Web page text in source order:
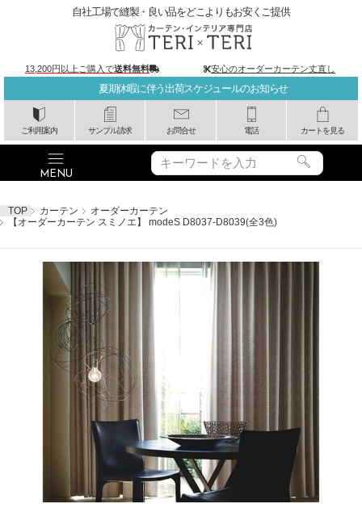
夏期休暇に伴う出荷スケジュールのお知らせ
ご利用案内 サンプル請求 お問合せ 電話 カートを見る
自社工場で縫製・良い品をどこよりもお安くご提供
13,200円以上ご購入で送料無料 安心のオーダーカーテン丈直し
TOP カーテン
オーダーカーテン
【オーダーカーテン スミノエ】 modeS D8037-D8039(全3色)